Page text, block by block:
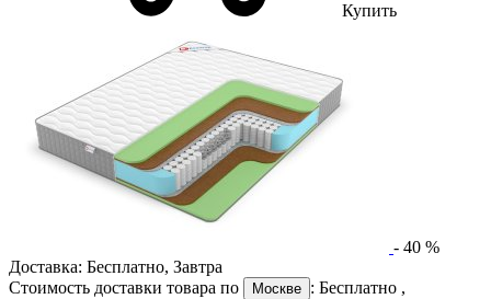
Купить
- 40 %
Доставка: Бесплатно, Завтра
Стоимость доставки товара по
Москве : Бесплатно ,